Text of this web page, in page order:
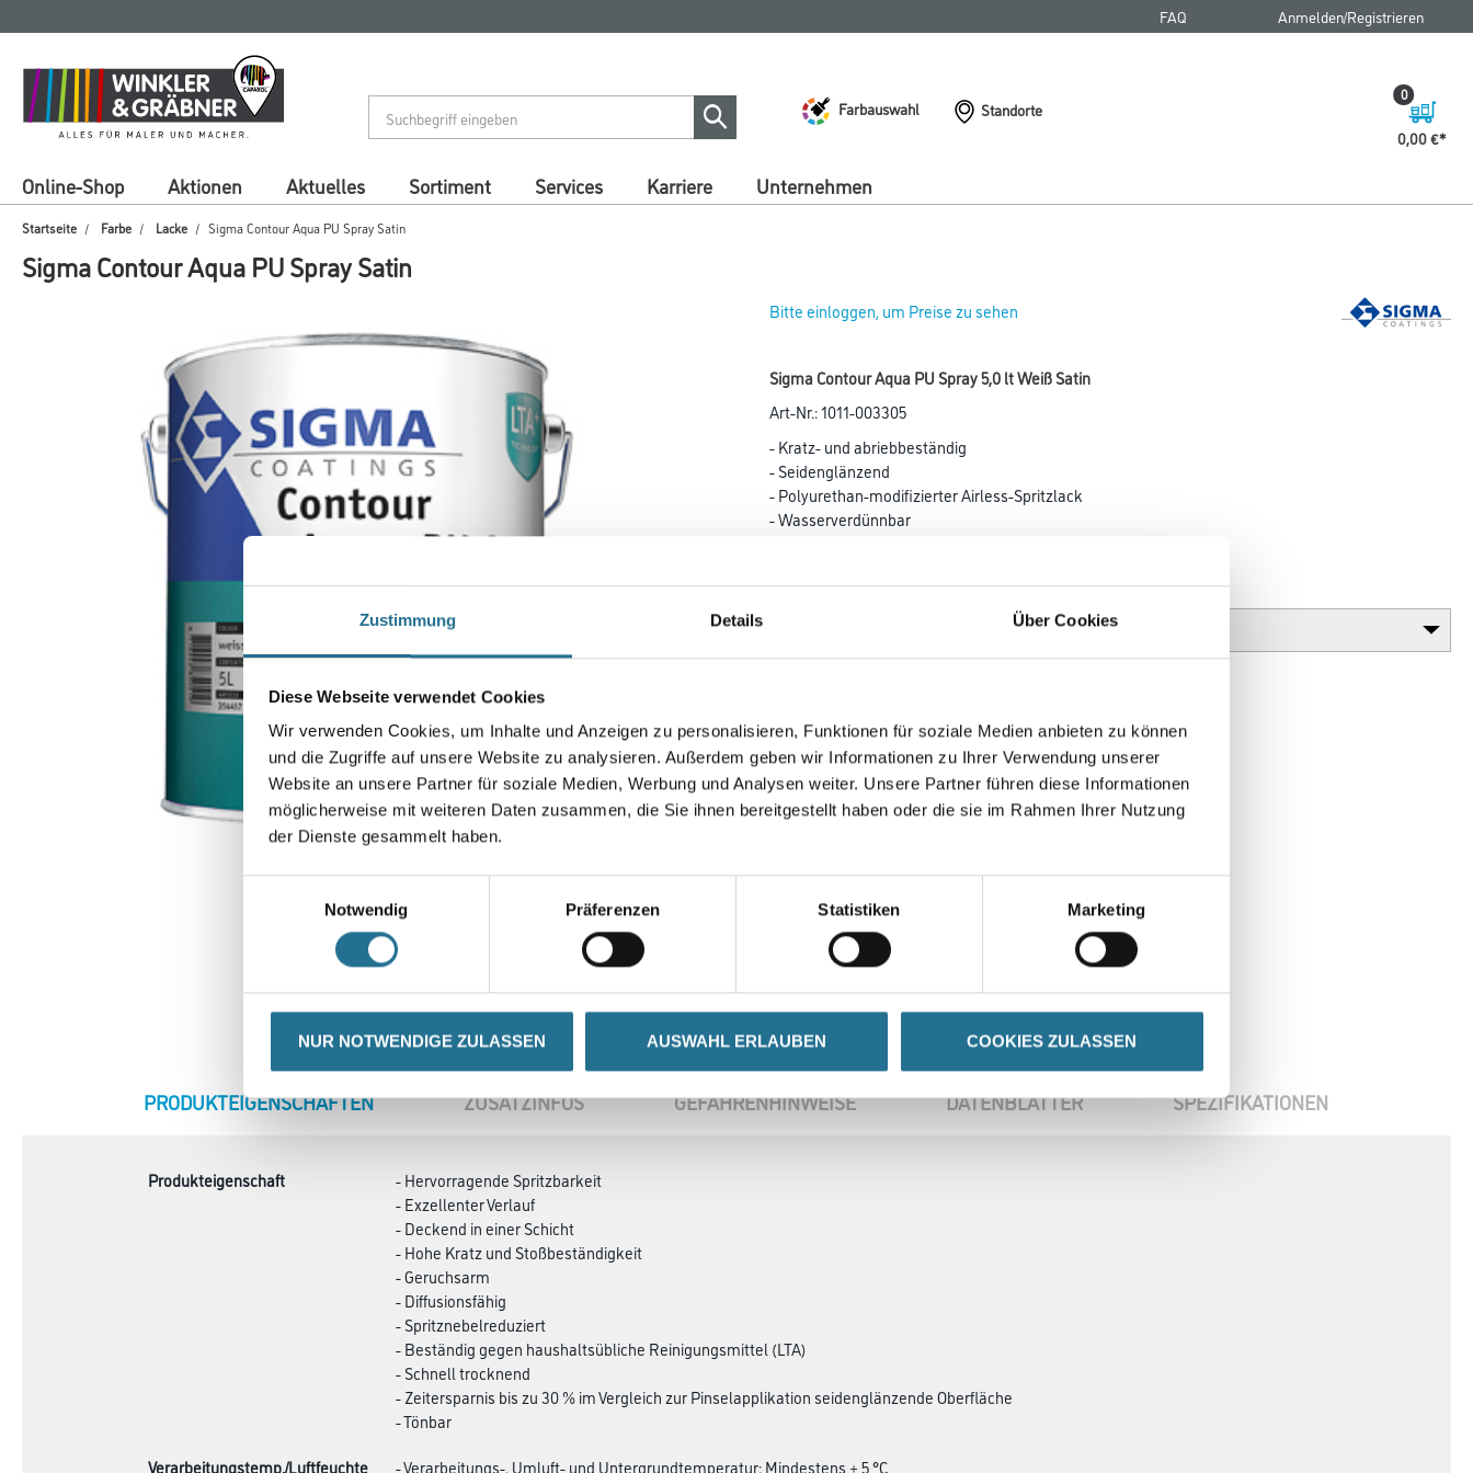
Zustimmung Details Über Cookies
Diese Webseite verwendet Cookies
Wir verwenden Cookies, um Inhalte und Anzeigen zu personalisieren, Funktionen für soziale Medien anbieten zu können
und die Zugriffe auf unsere Website zu analysieren. Außerdem geben wir Informationen zu Ihrer Verwendung unserer
Website an unsere Partner für soziale Medien, Werbung und Analysen weiter. Unsere Partner führen diese Informationen
möglicherweise mit weiteren Daten zusammen, die Sie ihnen bereitgestellt haben oder die sie im Rahmen Ihrer Nutzung
der Dienste gesammelt haben.
Notwendig
Präferenzen Statistiken Marketing
NUR NOTWENDIGE ZULASSEN AUSWAHL ERLAUBEN COOKIES ZULASSEN
springen
springen
FAQ Anmelden/Registrieren
Farbauswahl
Standorte
0,00 €
0
Online-Shop Aktionen Aktuelles Sortiment Services Karriere Unternehmen
Startseite Farbe Lacke Sigma Contour Aqua PU Spray Satin
Sigma Contour Aqua PU Spray Satin
Bitte einloggen, um Preise zu sehen
Sigma Contour Aqua PU Spray 5,0 lt Weiß Satin
Art-Nr.:1011-003305
- Kratz- und abriebbeständig
- Seidenglänzend
- Polyurethan-modifizierter Airless-Spritzlack
- Wasserverdünnbar
Farbtonbezeichnung Glanzgrad
Umrechnungsfaktoren
CURRENT
PRODUKTEIGENSCHAFTEN ZUSATZINFOS GEFAHRENHINWEISE DATENBLÄTTER SPEZIFIKATIONEN
Produkteigenschaft
- Hervorragende Spritzbarkeit
- Exzellenter Verlauf
- Deckend in einer Schicht
- Hohe Kratz und Stoßbeständigkeit
- Geruchsarm
- Diffusionsfähig
- Spritznebelreduziert
- Beständig gegen haushaltsübliche Reinigungsmittel (LTA)
- Schnell trocknend
- Zeitersparnis bis zu 30 % im Vergleich zur Pinselapplikation seidenglänzende Oberfläche
- Tönbar
Verarbeitungstemp./Luftfeuchte
- Verarbeitungs-, Umluft- und Untergrundtemperatur: Mindestens + 5 °C